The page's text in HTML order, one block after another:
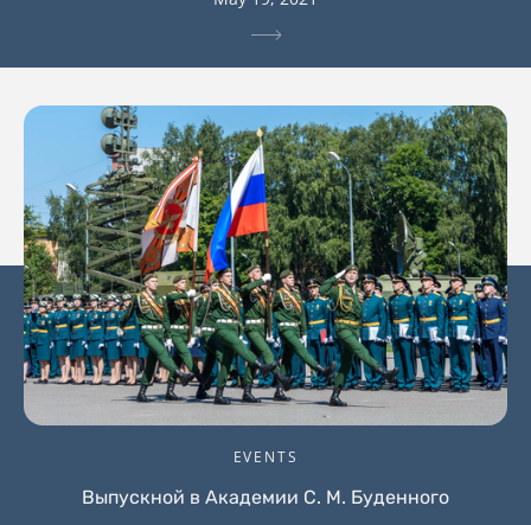
EVENTS
Выпускной в Академии С. М. Буденного